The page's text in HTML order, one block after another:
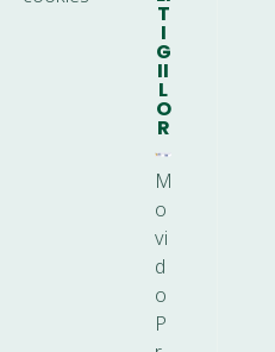
T
I
G
II
L
O
R
M
o
vi
d
o
P